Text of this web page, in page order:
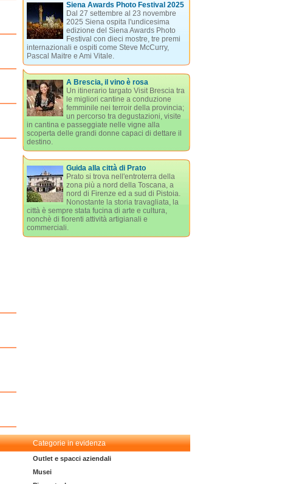
Siena Awards Photo Festival 2025
Dal 27 settembre al 23 novembre
2025 Siena ospita l'undicesima
edizione del Siena Awards Photo
Festival con dieci mostre, tre premi
internazionali e ospiti come Steve McCurry,
Pascal Maitre e Ami Vitale.
A Brescia, il vino è rosa
Un itinerario targato Visit Brescia tra
le migliori cantine a conduzione
femminile nei terroir della provincia;
un percorso tra degustazioni, visite
in cantina e passeggiate nelle vigne alla
scoperta delle grandi donne capaci di dettare il
destino.
Guida alla città di Prato
Prato si trova nell'entroterra della
zona più a nord della Toscana, a
nord di Firenze ed a sud di Pistoia.
Nonostante la storia travagliata, la
città è sempre stata fucina di arte e cultura,
nonchè di fiorenti attività artigianali e
commerciali.
Categorie in evidenza
Outlet e spacci aziendali
Musei